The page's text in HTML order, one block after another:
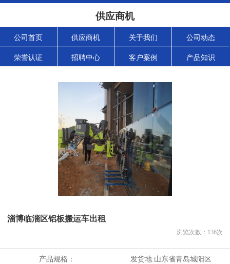
供应商机
公司首页 供应商机 关于我们 公司动态
荣誉认证 招聘中心 客户案例 产品知识
淄博临淄区铝板搬运车出租
浏览次数： 136次
产品规格： 发货地:山东省青岛城阳区